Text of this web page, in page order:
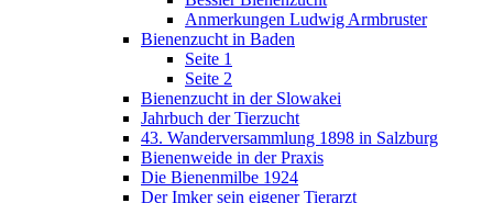
Anmerkungen Ludwig Armbruster
Bienenzucht in Baden
Seite 1
Seite 2
Bienenzucht in der Slowakei
Jahrbuch der Tierzucht
43. Wanderversammlung 1898 in Salzburg
Bienenweide in der Praxis
Die Bienenmilbe 1924
Der Imker sein eigener Tierarzt